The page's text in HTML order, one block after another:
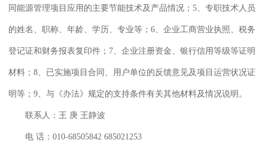
同能源管理项目应用的主要节能技术及产品情况；5、专职技术人员
的姓名、职称、年龄、学历、专业等；6、企业工商营业执照、税务
登记证和财务报表复印件；7、企业注册资金、银行信用等级等证明
材料；8、已实施项目合同、用户单位的反馈意见及项目运营状况证
明等；9、与《办法》规定的支持条件有关其他材料及情况说明。
联系人：王 庚 王静波
电 话：010-68505842 685021253